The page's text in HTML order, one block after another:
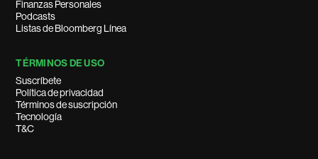
Finanzas Personales
Podcasts
Listas de Bloomberg Línea
TÉRMINOS DE USO
Suscríbete
Política de privacidad
Términos de suscripción
Tecnología
T&C